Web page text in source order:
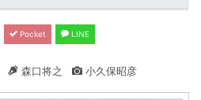
Pocket LINE
森口将之 小久保昭彦